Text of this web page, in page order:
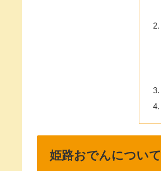
姫路おでんについて